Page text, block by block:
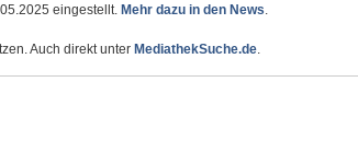
eingestellt. Mehr dazu in den News.
Auch direkt unter MediathekSuche.de.